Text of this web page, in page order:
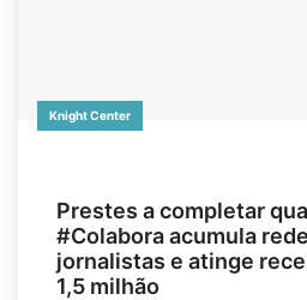
Knight Center
Prestes a completar
#Colabora acumula
jornalistas e atinge
1,5 milhão